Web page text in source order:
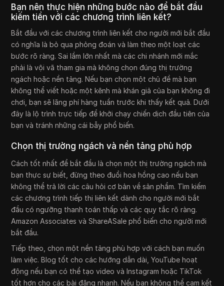
Bạn nên thực hiện những bước nào để bắt đầu
kiếm tiền với các chương trình liên kết?
Bắt đầu với các chương trình liên kết cho người mới bắt đầu
có nghĩa là bỏ qua phỏng đoán và làm theo một loạt các
bước rõ ràng. Sai lầm lớn nhất mà các chi nhánh mới mắc
phải là vội vã tham gia mà không chọn đúng thị trường
ngách hoặc nền tảng. Nếu bạn chọn một chủ đề mà bạn
không thể viết hoặc một kênh mà khán giả của bạn không đi
chơi, bạn sẽ lãng phí hàng tuần trước khi thấy kết quả. Dưới
đây là lộ trình trực tiếp để khởi chạy chiến dịch đầu tiên của
bạn và tránh những cái bẫy phổ biến.
Chọn thị trường ngách và nền tảng phù hợp
Cách tốt nhất để bắt đầu là chọn một thị trường ngách mà
bạn thực sự biết, đừng theo đuổi hoa hồng cao nếu bạn
không thể trả lời các câu hỏi cơ bản về sản phẩm. Tìm kiếm
các chương trình tiếp thị liên kết dành cho người mới bắt
đầu có ngưỡng thanh toán thấp và các quy tắc rõ ràng.
Amazon Associates và ShareASale phổ biến cho người mới
bắt đầu.
Tiếp theo, chọn một nền tảng phù hợp với cách bạn muốn
làm việc. Blog tốt cho các hướng dẫn dài, YouTube hoạt
động nếu bạn có thể tạo video và Instagram hoặc TikTok
tốt hơn cho các bài đăng nhanh. Nếu bạn không thể cam kết